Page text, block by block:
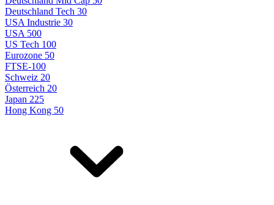
Deutschland Tech 30
USA Industrie 30
USA 500
US Tech 100
Eurozone 50
FTSE-100
Schweiz 20
Österreich 20
Japan 225
Hong Kong 50